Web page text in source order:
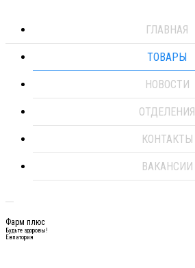
ГЛАВНАЯ
ТОВАРЫ
НОВОСТИ
ОТДЕЛЕНИЯ
КОНТАКТЫ
ВАКАНСИИ
Фарм плюс
Будьте здоровы!
Евпатория